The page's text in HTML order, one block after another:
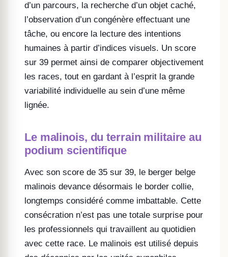
d’un parcours, la recherche d’un objet caché,
l’observation d’un congénère effectuant une
tâche, ou encore la lecture des intentions
humaines à partir d’indices visuels. Un score
sur 39 permet ainsi de comparer objectivement
les races, tout en gardant à l’esprit la grande
variabilité individuelle au sein d’une même
lignée.
Le malinois, du terrain militaire au
podium scientifique
Avec son score de 35 sur 39, le berger belge
malinois devance désormais le border collie,
longtemps considéré comme imbattable. Cette
consécration n’est pas une totale surprise pour
les professionnels qui travaillent au quotidien
avec cette race. Le malinois est utilisé depuis